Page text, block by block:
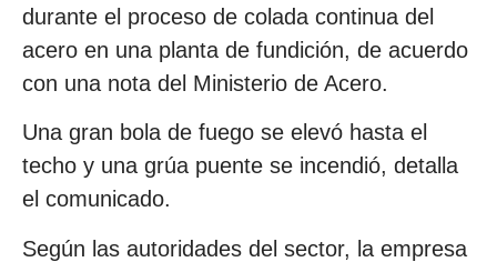
durante el proceso de colada continua del
acero en una planta de fundición, de acuerdo
con una nota del Ministerio de Acero.
Una gran bola de fuego se elevó hasta el
techo y una grúa puente se incendió, detalla
el comunicado.
Según las autoridades del sector, la empresa